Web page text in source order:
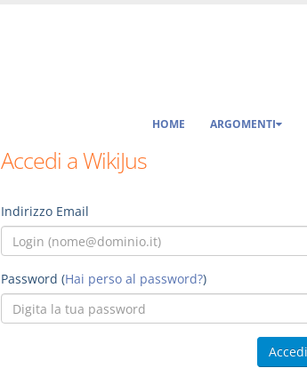
HOME ARGOMENTI
Accedi a WikiJus
Indirizzo Email
Password (Hai perso al password?)